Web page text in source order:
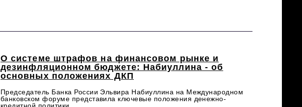
О системе штрафов на финансовом рынке и
дезинфляционном бюджете: Набиуллина - об
основных положениях ДКП
Председатель Банка России Эльвира Набиуллина на Международном
банковском форуме представила ключевые положения денежно-
кредитной политики.